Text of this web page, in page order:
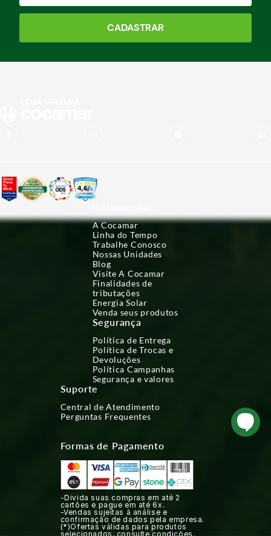
CADASTRAR
A Cocamar
Linha do Tempo
Trabalhe Conosco
Nossas Unidades
Blog
Visite A Cocamar
Finalidades de
tributações
Energia Solar
Venda seus produtos
Segurança
Política de Entrega
Política de Trocas e
Devoluções
Política Campanhas
Segurança e valores
Suporte
Central de Atendimento
Perguntas Frequentes
Formas de Pagamento
-Divida suas compras em até 2
cartões e pague em até 6x.
-Vendas sujeitas à análise e
confirmação de dados pela empresa.
(*)Ofertas válidas para produtos
selecionados, consulte condições.